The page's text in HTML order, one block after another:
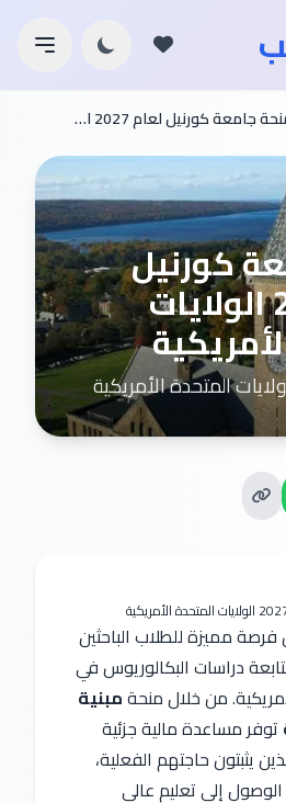
منحة جامعة كورنيل لعام 2027 الولايات المتحدة الأمريكية
كورنيل
لعام 2027 الولايات
المتحدة الأمريكية
من خلال منحة